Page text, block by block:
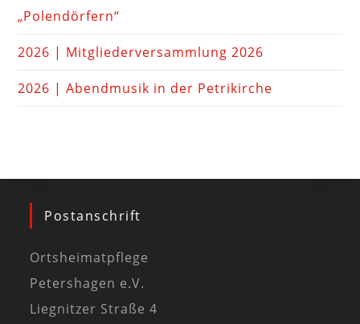
„Polendörfern“
2026 | Mitgliederversammlung 2026
2026 | Abendmusik in der Petrikirche
Postanschrift
Ortsheimatpflege
Petershagen e.V.
Liegnitzer Straße 4